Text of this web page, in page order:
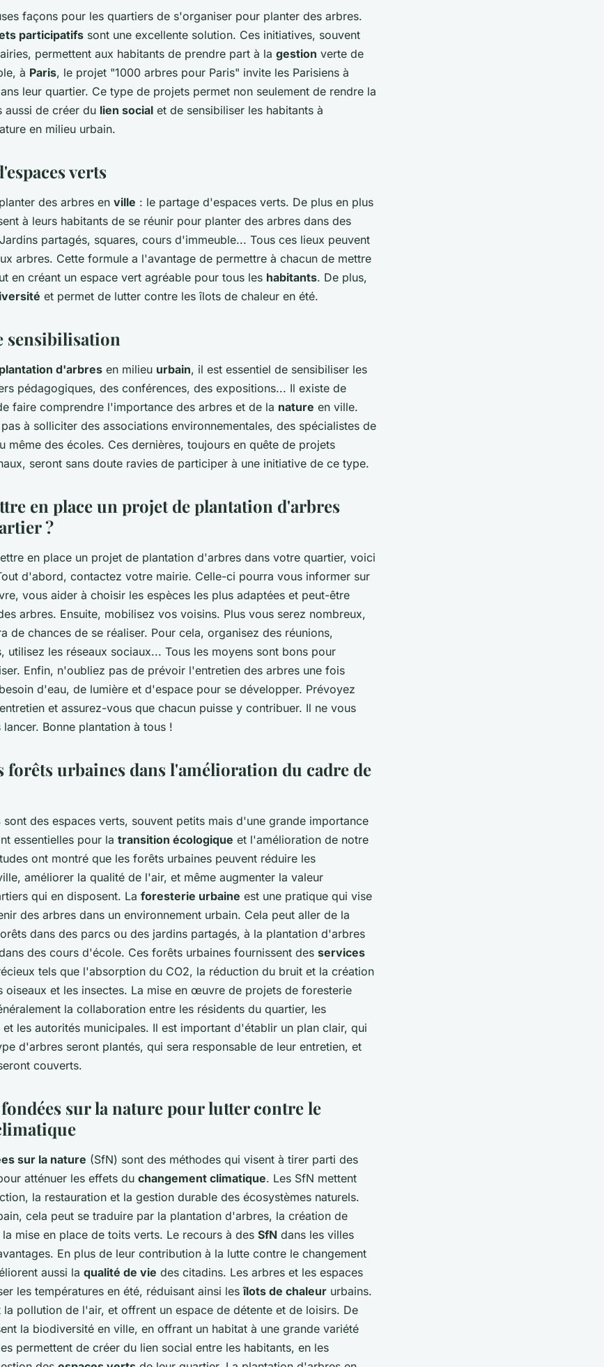
façons pour les quartiers de s'organiser pour planter des arbres.
participatifs sont une excellente solution. Ces initiatives, souvent
permettent aux habitants de prendre part à la gestion verte de
à Paris, le projet "1000 arbres pour Paris" invite les Parisiens à
leur quartier. Ce type de projets permet non seulement de rendre la
aussi de créer du lien social et de sensibiliser les habitants à
en milieu urbain.
verts
des arbres en ville : le partage d'espaces verts. De plus en plus
à leurs habitants de se réunir pour planter des arbres dans des
partagés, squares, cours d'immeuble... Tous ces lieux peuvent
arbres. Cette formule a l'avantage de permettre à chacun de mettre
en créant un espace vert agréable pour tous les habitants. De plus,
et permet de lutter contre les îlots de chaleur en été.
sensibilisation
plantation d'arbres en milieu urbain, il est essentiel de sensibiliser les
pédagogiques, des conférences, des expositions... Il existe de
faire comprendre l'importance des arbres et de la nature en ville.
à solliciter des associations environnementales, des spécialistes de
même des écoles. Ces dernières, toujours en quête de projets
seront sans doute ravies de participer à une initiative de ce type.
en place un projet de plantation d'arbres
?
en place un projet de plantation d'arbres dans votre quartier, voici
d'abord, contactez votre mairie. Celle-ci pourra vous informer sur
vous aider à choisir les espèces les plus adaptées et peut-être
arbres. Ensuite, mobilisez vos voisins. Plus vous serez nombreux,
de chances de se réaliser. Pour cela, organisez des réunions,
utilisez les réseaux sociaux... Tous les moyens sont bons pour
Enfin, n'oubliez pas de prévoir l'entretien des arbres une fois
d'eau, de lumière et d'espace pour se développer. Prévoyez
et assurez-vous que chacun puisse y contribuer. Il ne vous
Bonne plantation à tous !
forêts urbaines dans l'amélioration du cadre de
sont des espaces verts, souvent petits mais d'une grande importance
essentielles pour la transition écologique et l'amélioration de notre
ont montré que les forêts urbaines peuvent réduire les
améliorer la qualité de l'air, et même augmenter la valeur
qui en disposent. La foresterie urbaine est une pratique qui vise
des arbres dans un environnement urbain. Cela peut aller de la
dans des parcs ou des jardins partagés, à la plantation d'arbres
des cours d'école. Ces forêts urbaines fournissent des services
tels que l'absorption du CO2, la réduction du bruit et la création
oiseaux et les insectes. La mise en œuvre de projets de foresterie
la collaboration entre les résidents du quartier, les
les autorités municipales. Il est important d'établir un plan clair, qui
d'arbres seront plantés, qui sera responsable de leur entretien, et
couverts.
sur la nature pour lutter contre le
sur la nature (SfN) sont des méthodes qui visent à tirer parti des
atténuer les effets du changement climatique. Les SfN mettent
la restauration et la gestion durable des écosystèmes naturels.
cela peut se traduire par la plantation d'arbres, la création de
mise en place de toits verts. Le recours à des SfN dans les villes
En plus de leur contribution à la lutte contre le changement
aussi la qualité de vie des citadins. Les arbres et les espaces
les températures en été, réduisant ainsi lesîlots de chaleur urbains.
la pollution de l'air, et offrent un espace de détente et de loisirs. De
la biodiversité en ville, en offrant un habitat à une grande variété
permettent de créer du lien social entre les habitants, en les